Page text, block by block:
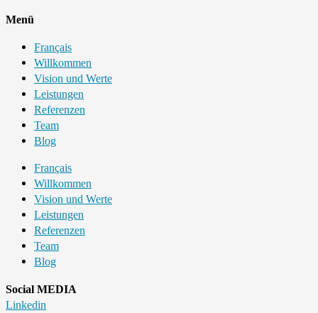
Menü
Français
Willkommen
Vision und Werte
Leistungen
Referenzen
Team
Blog
Français
Willkommen
Vision und Werte
Leistungen
Referenzen
Team
Blog
Social MEDIA
Linkedin